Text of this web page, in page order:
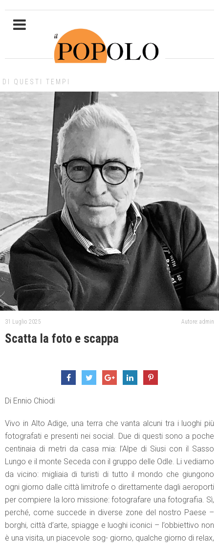
DI QUESTI TEMPI
31 Luglio 2025 Autore: admin
Scatta la foto e scappa
Di Ennio Chiodi
Vivo in Alto Adige, una terra che vanta alcuni tra i luoghi più
fotografati e presenti nei social. Due di questi sono a poche
centinaia di metri da casa mia: l’Alpe di Siusi con il Sasso
Lungo e il monte Seceda con il gruppo delle Odle. Li vediamo
da vicino: migliaia di turisti di tutto il mondo che giungono
ogni giorno dalle città limitrofe o direttamente dagli aeroporti
per compiere la loro missione: fotografare una fotografia. Sì,
perché, come succede in diverse zone del nostro Paese –
borghi, città d’arte, spiagge e luoghi iconici – l’obbiettivo non
è una visita, un piacevole sog- giorno, qualche giorno di relax,